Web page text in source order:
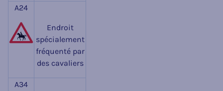
A24
Endroit
spécialement
fréquenté par
des cavaliers
A34